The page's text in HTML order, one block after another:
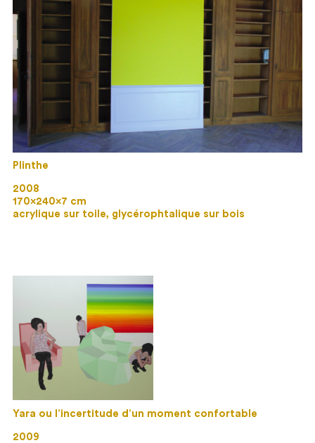
Plinthe
2008
170×240×7 cm
acrylique sur toile, glycérophtalique sur bois
Yara ou l’incertitude d’un moment confortable
2009